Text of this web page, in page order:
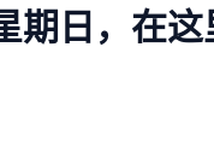
期日，在这